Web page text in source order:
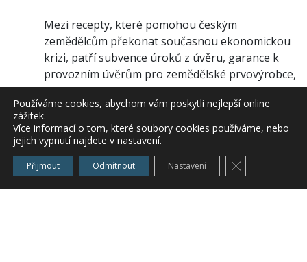
Mezi recepty, které pomohou českým
zemědělcům překonat současnou ekonomickou
krizi, patří subvence úroků z úvěru, garance k
provozním úvěrům pro zemědělské prvovýrobce,
podpora pojištění hospodářských zvířat i lesního
sadebního materiálu nebo rozšíření stávajícího
investičního programu Zemědělec o poskytování
podpory i velkým podnikům. Podle ministra je
pozitivní také to, že se podařilo zvrátit
zamýšlené seškrtání národních doplňkových
plateb.
Používáme cookies, abychom vám poskytli nejlepší online
zážitek.
Více informací o tom, které soubory cookies používáme, nebo
jejich vypnutí najdete v nastavení.
Přijmout Odmítnout Nastavení Zavřít cookie